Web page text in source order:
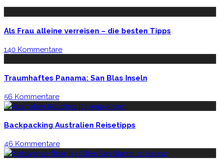
Als Frau alleine verreisen – die besten Tipps
140 Kommentare
Traumhaftes Panama: San Blas Inseln
56 Kommentare
Backpacking Australien Reisetipps
46 Kommentare